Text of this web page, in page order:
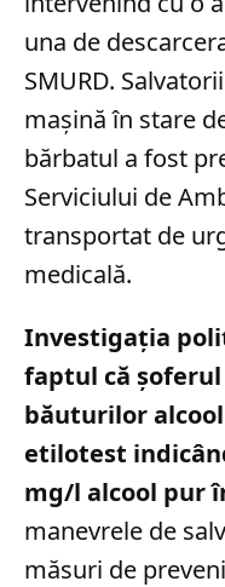
una de
SMURD.
mașină în stare
bărbatul a fost
Serviciului de
transportat de
medicală.
Investigația
faptul că
băuturilor
etilotest
mg/l alcool pur
manevrele de
măsuri de